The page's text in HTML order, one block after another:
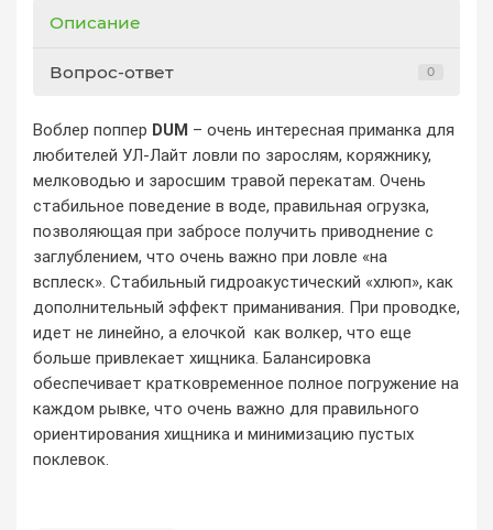
Описание
Вопрос-ответ 0
Воблер поппер DUM – очень интересная приманка для
любителей УЛ-Лайт ловли по зарослям, коряжнику,
мелководью и заросшим травой перекатам. Очень
стабильное поведение в воде, правильная огрузка,
позволяющая при забросе получить приводнение с
заглублением, что очень важно при ловле «на
всплеск». Стабильный гидроакустический «хлюп», как
дополнительный эффект приманивания. При проводке,
идет не линейно, а елочкой как волкер, что еще
больше привлекает хищника. Балансировка
обеспечивает кратковременное полное погружение на
каждом рывке, что очень важно для правильного
ориентирования хищника и минимизацию пустых
поклевок.